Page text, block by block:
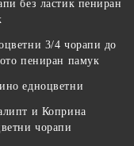
без ластик пениран
3/4 чорапи до
пениран памук
едноцветни
и Коприна
чорапи